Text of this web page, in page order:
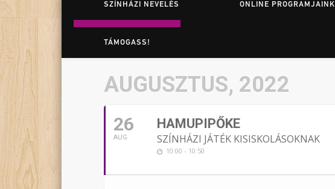
SZÍNHÁZI NEVELÉS ONLINE PROGRAMJAINK
TÁMOGASS!
AUGUSZTUS, 2022
26
AUG
HAMUPIPŐKE
SZÍNHÁZI JÁTÉK KISISKOLÁSOKNAK
10:00 - 10:50